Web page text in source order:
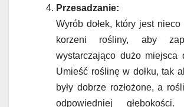
Przesadzanie:
Wyrób dołek, który jest nieco
korzeni rośliny, aby
wystarczająco dużo miejsca
Umieść roślinę w dołku, tak
były dobrze rozłożone, a
odpowiedniej głębokości.